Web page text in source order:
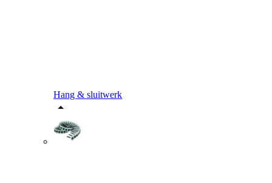
Hang & sluitwerk